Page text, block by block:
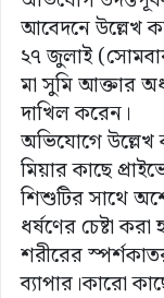
আবেদনে উল্লেখ
২৭ জুলাই
মা সুমি আক্তার
দাখিল করেন।
অভিযোগে
মিয়ার কাছে
শিশুটির সাথে
ধর্ষণের চেষ্টা
শরীরের
ব্যাপার।কারো